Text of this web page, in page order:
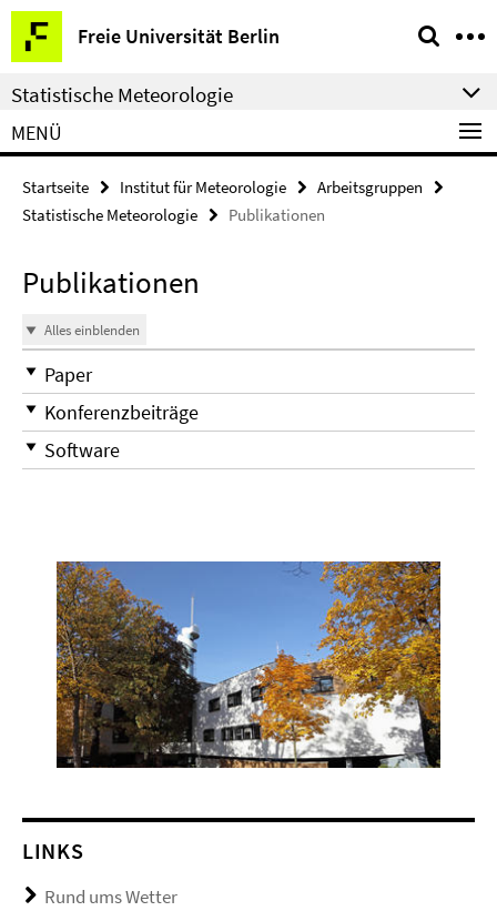
Springe
direkt
zu
Inhalt
Freie Universität Berlin
Service-
Navigation
Statistische Meteorologie
MENÜ
Startseite Institut für Meteorologie
Arbeitsgruppen
Statistische Meteorologie
Publikationen
Publikationen
Alles einblenden
Paper
Konferenzbeiträge
Software
LINKS
Rund ums Wetter